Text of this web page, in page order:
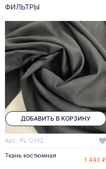
ФИЛЬТРЫ
ДОБАВИТЬ В КОРЗИНУ
Арт.: PL-0162
Ткань костюмная
1 440 ₽